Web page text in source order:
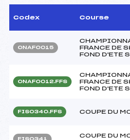
Codex Course
ONAF0015
FRANCE DE
FOND D'ETE
ONAF0012.FFS
FRANCE DE
FOND D'ETE
FIS0340.FFS COUPE DU
FIS0341
COUPE DU